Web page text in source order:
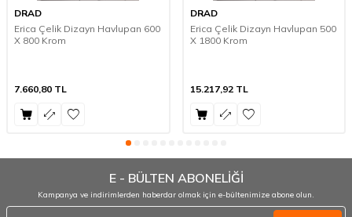
DRAD
Erica Çelik Dizayn Havlupan 600
X 800 Krom
7.660,80 TL
DRAD
Erica Çelik Dizayn Havlupan 500
X 1800 Krom
15.217,92TL
E - BÜLTEN ABONELİĞİ
Kampanya ve indirimlerden haberdar olmak için e-bültenimize abone olun.